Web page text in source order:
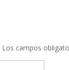
Los campos